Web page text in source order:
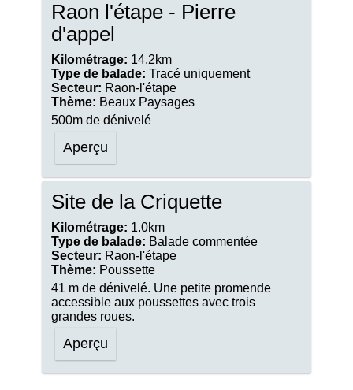
Raon l'étape - Pierre
d'appel
Kilométrage: 14.2km
Type de balade: Tracé uniquement
Secteur: Raon-l'étape
Thème: Beaux Paysages
500m de dénivelé
Aperçu
Site de la Criquette
Kilométrage: 1.0km
Type de balade: Balade commentée
Secteur: Raon-l'étape
Thème: Poussette
41 m de dénivelé. Une petite promende
accessible aux poussettes avec trois
grandes roues.
Aperçu